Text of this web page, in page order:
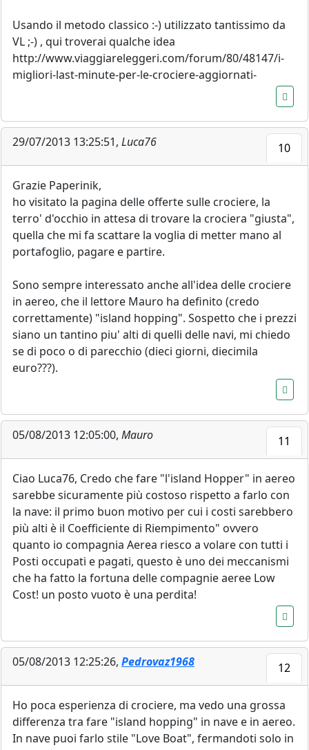
Usando il metodo classico :-) utilizzato tantissimo da
VL ;-) , qui troverai qualche idea
http://www.viaggiareleggeri.com/forum/80/48147/i-
migliori-last-minute-per-le-crociere-aggiornati-
29/07/2013 13:25:51, Luca76 10
Grazie Paperinik,
ho visitato la pagina delle offerte sulle crociere, la
terro' d'occhio in attesa di trovare la crociera "giusta",
quella che mi fa scattare la voglia di metter mano al
portafoglio, pagare e partire.
Sono sempre interessato anche all'idea delle crociere
in aereo, che il lettore Mauro ha definito (credo
correttamente) "island hopping". Sospetto che i prezzi
siano un tantino piu' alti di quelli delle navi, mi chiedo
se di poco o di parecchio (dieci giorni, diecimila
euro???).
05/08/2013 12:05:00, Mauro 11
Ciao Luca76, Credo che fare "l'island Hopper" in aereo
sarebbe sicuramente più costoso rispetto a farlo con
la nave: il primo buon motivo per cui i costi sarebbero
più alti è il Coefficiente di Riempimento" ovvero
quanto io compagnia Aerea riesco a volare con tutti i
Posti occupati e pagati, questo è uno dei meccanismi
che ha fatto la fortuna delle compagnie aeree Low
Cost! un posto vuoto è una perdita!
05/08/2013 12:25:26, Pedrovaz1968 12
Ho poca esperienza di crociere, ma vedo una grossa
differenza tra fare "island hopping" in nave e in aereo.
In nave puoi farlo stile "Love Boat", fermandoti solo in